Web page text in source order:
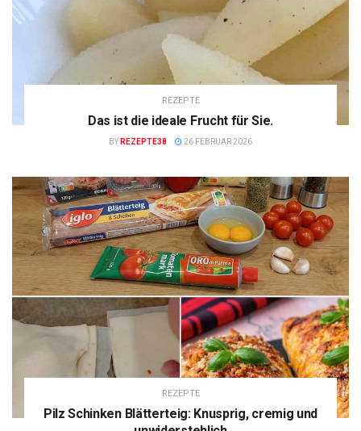
REZEPTE
Das ist die ideale Frucht für Sie.
BY REZEPTE38 26 FEBRUAR 2026
REZEPTE
Pilz Schinken Blätterteig: Knusprig, cremig und